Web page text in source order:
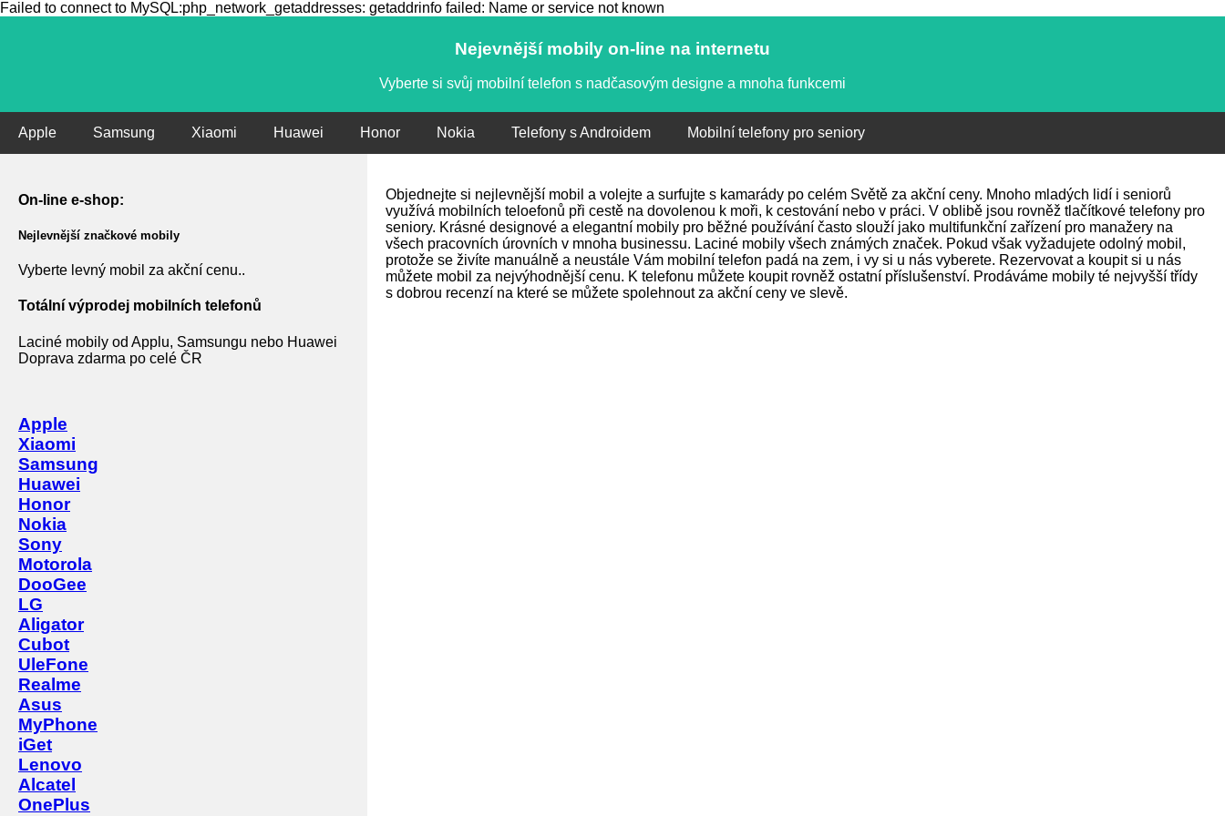
Failed to connect to MySQL:php_network_getaddresses: getaddrinfo failed: Name or service not known
Nejevnější mobily on-line na internetu
Vyberte si svůj mobilní telefon s nadčasovým designe a mnoha funkcemi
Apple Samsung Xiaomi Huawei Honor Nokia Telefony s Androidem Mobilní telefony pro seniory
On-line e-shop:
Nejlevnější značkové mobily
Vyberte levný mobil za akční cenu..
Totální výprodej mobilních telefonů
Laciné mobily od Applu, Samsungu nebo Huawei
Doprava zdarma po celé ČR
Apple
Xiaomi
Samsung
Huawei
Honor
Nokia
Sony
Motorola
DooGee
LG
Aligator
Cubot
UleFone
Realme
Asus
MyPhone
iGet
Lenovo
Alcatel
OnePlus
Objednejte si nejlevnější mobil a volejte a surfujte s kamarády po celém Světě za akční ceny. Mnoho mladých lidí i seniorů
využívá mobilních teloefonů při cestě na dovolenou k moři, k cestování nebo v práci. V oblibě jsou rovněž tlačítkové telefony pro
seniory. Krásné designové a elegantní mobily pro běžné používání často slouží jako multifunkční zařízení pro manažery na
všech pracovních úrovních v mnoha businessu. Laciné mobily všech známých značek. Pokud však vyžadujete odolný mobil,
protože se živíte manuálně a neustále Vám mobilní telefon padá na zem, i vy si u nás vyberete. Rezervovat a koupit si u nás
můžete mobil za nejvýhodnější cenu. K telefonu můžete koupit rovněž ostatní příslušenství. Prodáváme mobily té nejvyšší třídy
s dobrou recenzí na které se můžete spolehnout za akční ceny ve slevě.